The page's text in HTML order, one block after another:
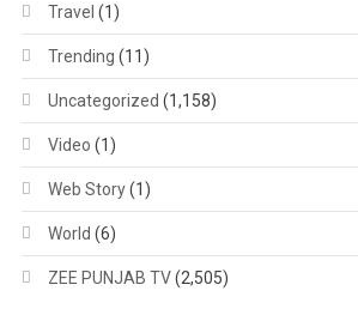
Travel (1)
Trending (11)
Uncategorized (1,158)
Video (1)
Web Story(1)
World (6)
ZEE PUNJAB TV(2,505)